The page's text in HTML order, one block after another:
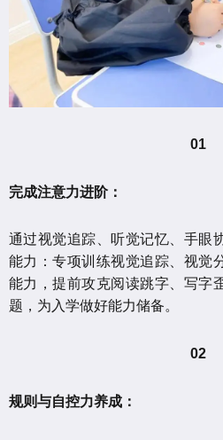
01
完成注意力进阶：
通过视觉追踪、听觉记忆、手眼
能力：专项训练视觉追踪、视觉
能力，提前攻克阅读跳字、写字
题，为入学做好能力储备。
02
规则与自控力养成：